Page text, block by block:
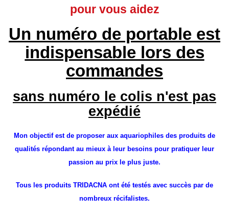
pour vous aidez
Un numéro de portable est
indispensable lors des
commandes
sans numéro le colis n'est pas
expédié
Mon objectif est de proposer aux aquariophiles des produits de
qualités répondant au mieux à leur besoins pour pratiquer leur
passion au prix le plus juste.
Tous les produits TRIDACNA ont été testés avec succès par de
nombreux récifalistes.